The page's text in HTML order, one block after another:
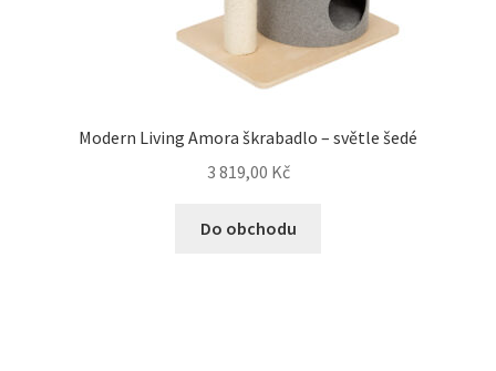
Modern Living Amora škrabadlo – světle šedé
3 819,00 Kč
Do obchodu